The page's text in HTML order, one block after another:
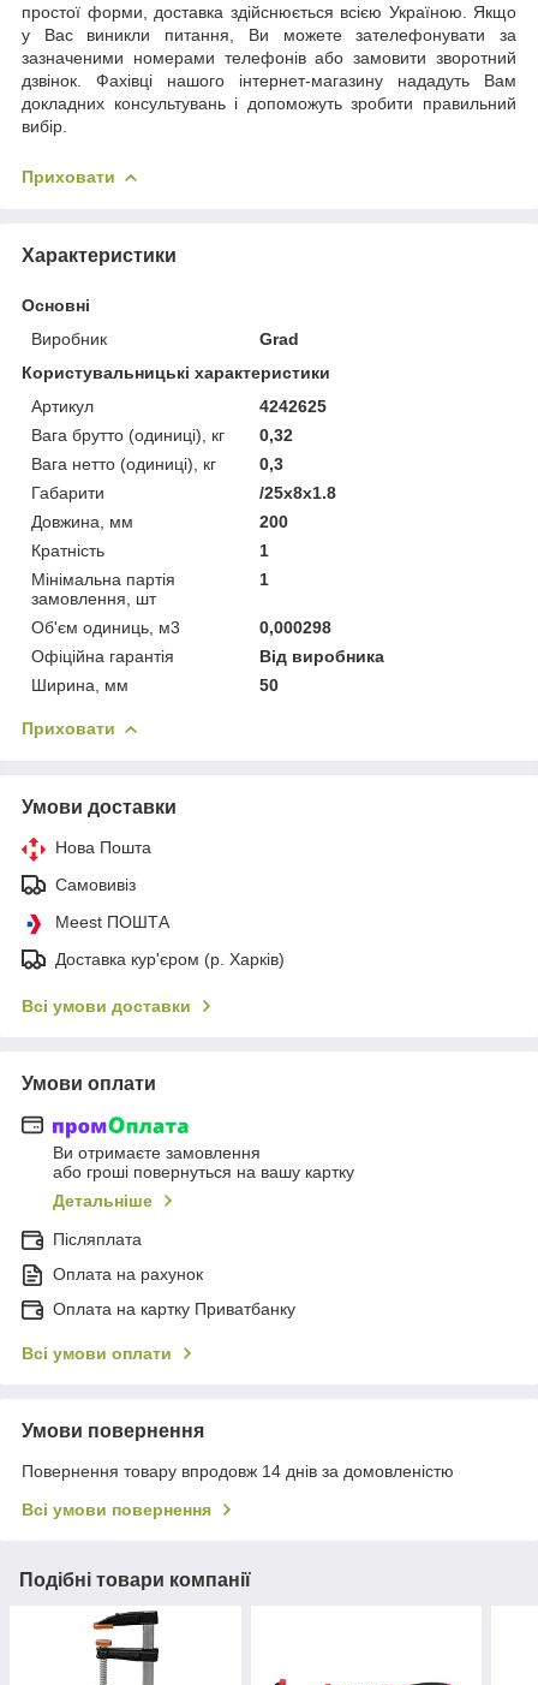
простої форми, доставка здійснюється всією Україною. Якщо
у Вас виникли питання, Ви можете зателефонувати за
зазначеними номерами телефонів або замовити зворотний
дзвінок. Фахівці нашого інтернет-магазину нададуть Вам
докладних консультувань і допоможуть зробити правильний
вибір.
Приховати
Характеристики
Основні
Виробник
Grad
Користувальницькі характеристики
Артикул
4242625
Вага брутто (одиниці), кг
0,32
Вага нетто (одиниці), кг
0,3
Габарити
/25x8x1.8
Довжина, мм
200
Кратність
1
Мінімальна партія
замовлення, шт
1
Об'єм одиниць, м3
0,000298
Офіційна гарантія
Від виробника
Ширина, мм
50
Приховати
Умови доставки
Нова Пошта
Самовивіз
Meest ПОШТА
Доставка кур'єром (р. Харків)
Всі умови доставки
Умови оплати
Ви отримаєте замовлення
або гроші повернуться на вашу картку
Детальніше
Післяплата
Оплата на рахунок
Оплата на картку Приватбанку
Всі умови оплати
Умови повернення
Повернення товару впродовж 14 днів за домовленістю
Всі умови повернення
Подібні товари компанії